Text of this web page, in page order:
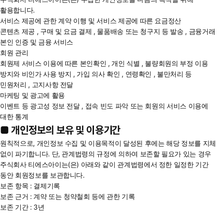
활용합니다.
서비스 제공에 관한 계약 이행 및 서비스 제공에 따른 요금정산
콘텐츠 제공 , 구매 및 요금 결제 , 물품배송 또는 청구지 등 발송 , 금융거래
본인 인증 및 금융 서비스
회원 관리
회원제 서비스 이용에 따른 본인확인 , 개인 식별 , 불량회원의 부정 이용
방지와 비인가 사용 방지 , 가입 의사 확인 , 연령확인 , 불만처리 등
민원처리 , 고지사항 전달
마케팅 및 광고에 활용
이벤트 등 광고성 정보 전달 , 접속 빈도 파악 또는 회원의 서비스 이용에
대한 통계
■ 개인정보의 보유 및 이용기간
원칙적으로, 개인정보 수집 및 이용목적이 달성된 후에는 해당 정보를 지체
없이 파기합니다. 단, 관계법령의 규정에 의하여 보존할 필요가 있는 경우
주식회사 티에스아이는(은) 아래와 같이 관계법령에서 정한 일정한 기간
동안 회원정보를 보관합니다.
보존 항목 : 결제기록
보존 근거 : 계약 또는 청약철회 등에 관한 기록
보존 기간 : 3년